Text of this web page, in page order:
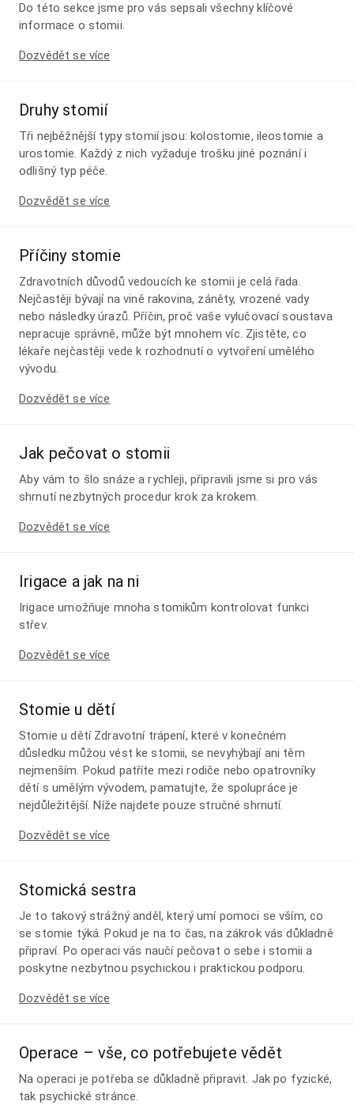
Do této sekce jsme pro vás sepsali všechny klíčové
informace o stomii.
Dozvědět se více
Druhy stomií
Tři nejběžnější typy stomií jsou: kolostomie, ileostomie a
urostomie. Každý z nich vyžaduje trošku jiné poznání i
odlišný typ péče.
Dozvědět se více
Příčiny stomie
Zdravotních důvodů vedoucích ke stomii je celá řada.
Nejčastěji bývají na vině rakovina, záněty, vrozené vady
nebo následky úrazů. Příčin, proč vaše vylučovací soustava
nepracuje správně, může být mnohem víc. Zjistěte, co
lékaře nejčastěji vede k rozhodnutí o vytvoření umělého
vývodu.
Dozvědět se více
Jak pečovat o stomii
Aby vám to šlo snáze a rychleji, připravili jsme si pro vás
shrnutí nezbytných procedur krok za krokem.
Dozvědět se více
Irigace a jak na ni
Irigace umožňuje mnoha stomikům kontrolovat funkci
střev.
Dozvědět se více
Stomie u dětí
Stomie u dětí Zdravotní trápení, které v konečném
důsledku můžou vést ke stomii, se nevyhýbají ani těm
nejmenším. Pokud patříte mezi rodiče nebo opatrovníky
dětí s umělým vývodem, pamatujte, že spolupráce je
nejdůležitější. Níže najdete pouze stručné shrnutí.
Dozvědět se více
Stomická sestra
Je to takový strážný anděl, který umí pomoci se vším, co
se stomie týká. Pokud je na to čas, na zákrok vás důkladně
připraví. Po operaci vás naučí pečovat o sebe i stomii a
poskytne nezbytnou psychickou i praktickou podporu.
Dozvědět se více
Operace – vše, co potřebujete vědět
Na operaci je potřeba se důkladně připravit. Jak po fyzické,
tak psychické stránce.